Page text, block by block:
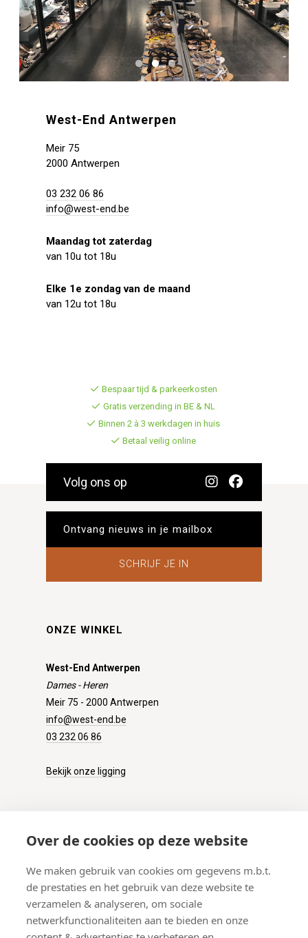
Over de cookies op deze website
We maken gebruik van cookies om gegevens m.b.t.
de prestaties en het gebruik van deze website te
verzamelen & analyseren, om sociale
netwerkfunctionaliteiten aan te bieden en onze
West-End Antwerpen
Meir 75
2000 Antwerpen
03 232 06 86
info@west-end.be
Maandag tot zaterdag
van 10u tot 18u
Elke 1e zondag van de maand
van 12u tot 18u
Bespaar tijd & parkeerkosten
Gratis verzending in BE & NL
Binnen 2 à 3 werkdagen in huis
Betaal veilig online
Volg ons op
SCHRIJF JE IN
ONZE WINKEL
West-End Antwerpen
Dames - Heren
Meir 75 - 2000 Antwerpen
info@west-end.be
03 232 06 86
Bekijk onze ligging
Verzenden
Retourneren
Betalen
Veelgestelde vragen